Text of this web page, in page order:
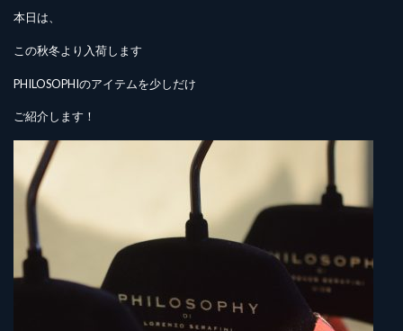
本日は、
この秋冬より入荷します
PHILOSOPHIのアイテムを少しだけ
ご紹介します！